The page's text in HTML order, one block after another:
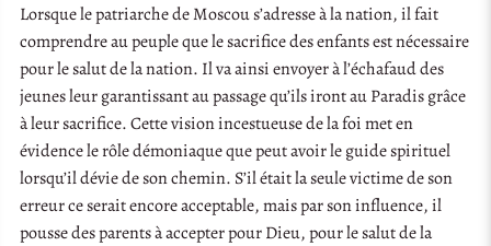
Lorsque le patriarche de Moscou s’adresse à la nation, il fait
comprendre au peuple que le sacrifice des enfants est nécessaire
pour le salut de la nation. Il va ainsi envoyer à l’échafaud des
jeunes leur garantissant au passage qu’ils iront au Paradis grâce
à leur sacrifice. Cette vision incestueuse de la foi met en
évidence le rôle démoniaque que peut avoir le guide spirituel
lorsqu’il dévie de son chemin. S’il était la seule victime de son
erreur ce serait encore acceptable, mais par son influence, il
pousse des parents à accepter pour Dieu, pour le salut de la